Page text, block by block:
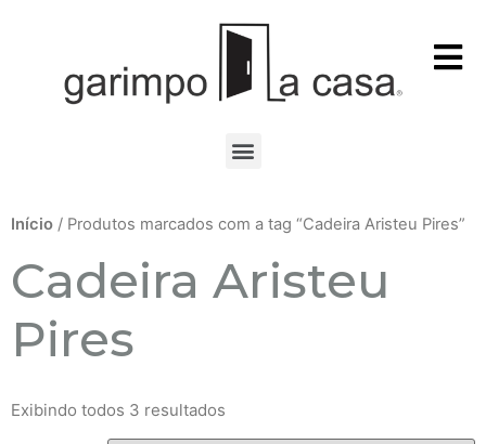
Início / Produtos marcados com a tag “Cadeira Aristeu Pires”
Cadeira Aristeu
Pires
Exibindo todos 3 resultados